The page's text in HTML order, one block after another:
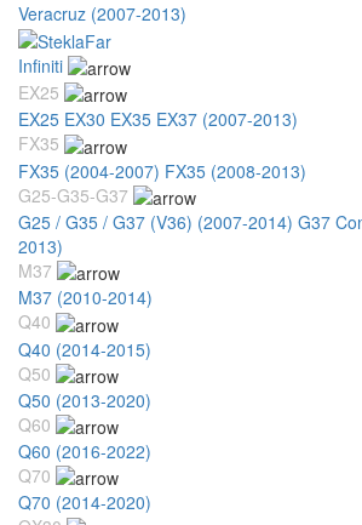
Veracruz (2007-2013)
Infiniti
EX25
EX25 EX30 EX35 EX37 (2007-2013)
FX35
FX35 (2004-2007) FX35 (2008-2013)
G25-G35-G37
G25 / G35 / G37 (V36) (2007-2014) G37
2013)
M37
M37 (2010-2014)
Q40
Q40 (2014-2015)
Q50
Q50 (2013-2020)
Q60
Q60 (2016-2022)
Q70
Q70 (2014-2020)